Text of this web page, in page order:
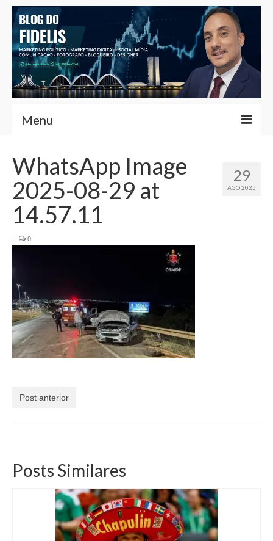
Menu
Fernando Fidelis
Café com Fidelis
29
AGO 2025
WhatsApp Image
2025-08-29 at
14.57.11
| 0
Post anterior
Posts Similares